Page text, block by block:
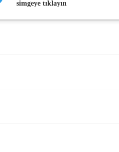
simgeye tıklayın